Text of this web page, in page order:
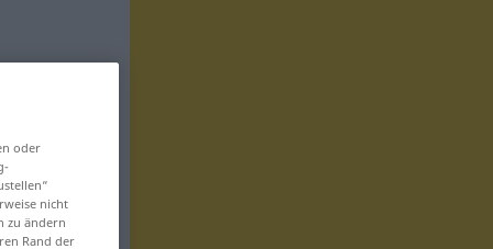
oder
nicht
zu ändern
Rand der